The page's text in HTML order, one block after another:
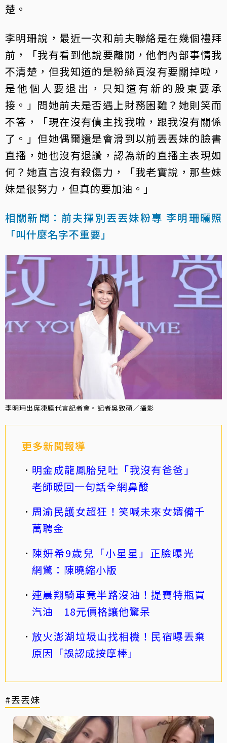
楚。
李明珊說，最近一次和前夫聯絡是在幾個禮拜
前，「我有看到他說要離開，他們內部事情我
不清楚，但我知道的是粉絲頁沒有要關掉啦，
是他個人要退出，只知道有新的股東要承
接。」問她前夫是否遇上財務困難？她則笑而
不答，「現在沒有債主找我啦，跟我沒有關係
了。」但她偶爾還是會滑到以前丟丟妹的臉書
直播，她也沒有退讚，認為新的直播主表現如
何？她直言沒有殺傷力，「我老實說，那些妹
妹是很努力，但真的要加油。」
相關新聞：前夫揮別丟丟妹粉專 李明珊曬照
「叫什麼名字不重要」
李明珊出席凍膜代言記者會。記者吳致碩／攝影
更多新聞報導
明金成龍鳳胎兒吐「我沒有爸爸」
老師暖回一句話全網鼻酸
周渝民護女超狂！笑喊未來女婿備千
萬聘金
陳妍希9歲兒「小星星」正臉曝光
網驚：陳曉縮小版
連晨翔騎車竟半路沒油！提寶特瓶買
汽油 18元價格讓他驚呆
放火澎湖垃圾山找相機！民宿曝丟棄
原因「誤認成按摩棒」
#丟丟妹